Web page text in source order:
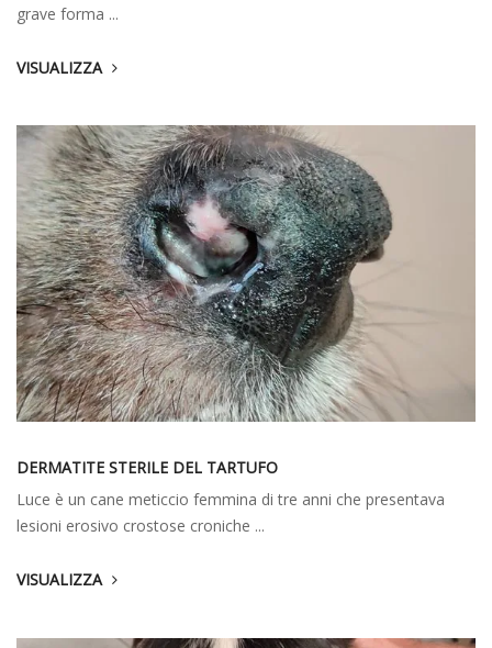
grave forma ...
VISUALIZZA
DERMATITE STERILE DEL TARTUFO
Luce è un cane meticcio femmina di tre anni che presentava
lesioni erosivo crostose croniche ...
VISUALIZZA